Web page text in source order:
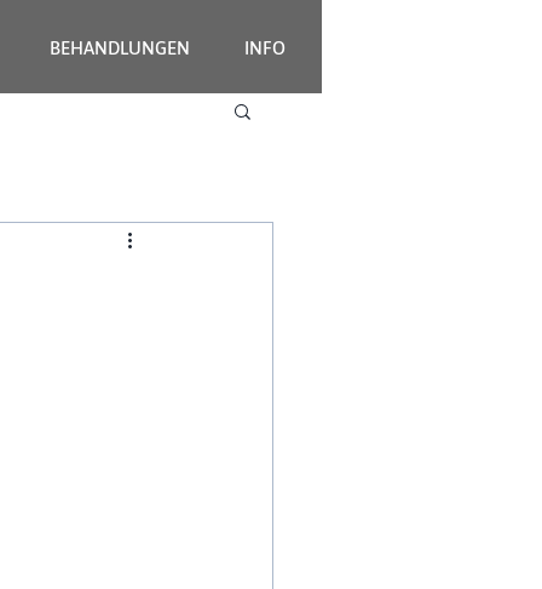
BEHANDLUNGEN INFO